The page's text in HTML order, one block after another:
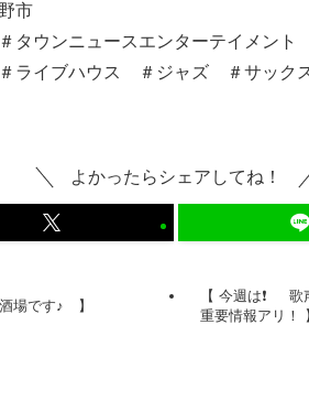
市
タウンニュースエンターテイメン
イブハウス ＃ジャズ ＃サック
よかったらシェアしてね！
場です♪ 】
【 今週は❗️
重要情報アリ！